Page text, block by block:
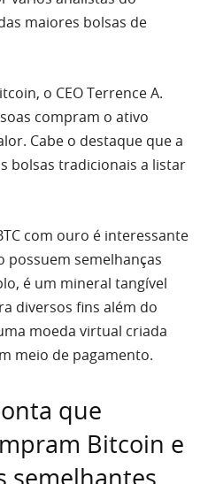
maiores bolsas de
o CEO Terrence A.
compram o ativo
Cabe o destaque que a
bolsas tradicionais a listar
com ouro é interessante
possuem semelhanças
é um mineral tangível
diversos fins além do
moeda virtual criada
meio de pagamento.
que
Bitcoin e